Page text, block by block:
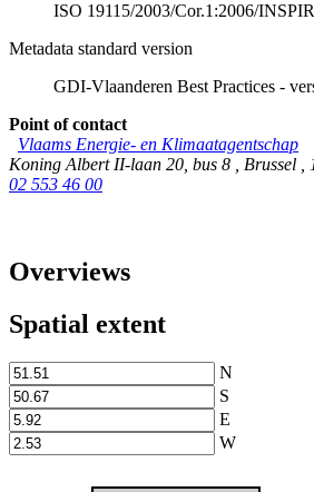
ISO 19115/2003/Cor.1:2006/
Metadata standard version
GDI-Vlaanderen Best Practices -
Point of contact
Vlaams Energie- en Klimaatagentschap
Koning Albert II-laan 20, bus 8
Brussel
02 553 46 00
Overviews
Spatial extent
N
S
E
W